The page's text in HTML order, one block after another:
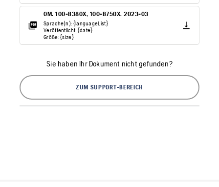
OM. 100-B380X, 100-B750X. 2023-03
Sprache(n): {languageList}
Veröffentlicht: {date}
Größe: {size}
Sie haben Ihr Dokument nicht gefunden?
ZUM SUPPORT-BEREICH